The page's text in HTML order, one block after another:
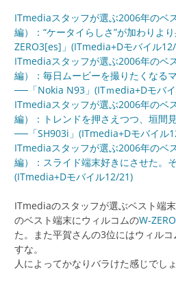
ITmediaスタッフが選ぶ2006年のベ
編）：“ケータイらしさ”が加わりよ
ZERO3[es]」(ITmedia+Dモバイル
ITmediaスタッフが選ぶ2006年のベ
編）：毎日ムービーを撮りたくなる
──「Nokia N93」(ITｍedia+Dモバ
ITmediaスタッフが選ぶ2006年のベ
編）：トレンドを押さえつつ、垣間
──「SH903i」(ITmedia+Dモバイル
ITmediaスタッフが選ぶ2006年のベ
編）：スライド端末好きにさせた。
(ITmedia+Dモバイル12/21)
ITmediaのスタッフが選ぶベスト端
のベスト端末にウィルコムのW-
た。また平賀さんの3位にはウィルコ
すな。
人によってかなりバラけた感じでしょ